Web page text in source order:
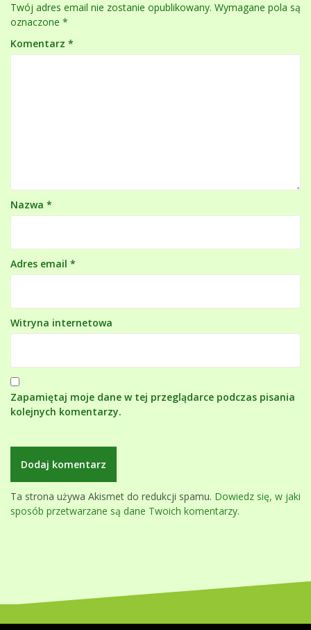
Twój adres email nie zostanie opublikowany. Wymagane pola są
oznaczone *
Komentarz *
Nazwa *
Adres email *
Witryna internetowa
Zapamiętaj moje dane w tej przeglądarce podczas pisania
kolejnych komentarzy.
Ta strona używa Akismet do redukcji spamu. Dowiedz się, w jaki
sposób przetwarzane są dane Twoich komentarzy.